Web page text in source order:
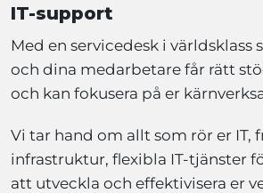
IT-support
Med en servicedesk i världsklass
och dina medarbetare får rätt
och kan fokusera på er
Vi tar hand om allt som rör er IT,
infrastruktur, flexibla IT-tjänster
att utveckla och effektivisera er